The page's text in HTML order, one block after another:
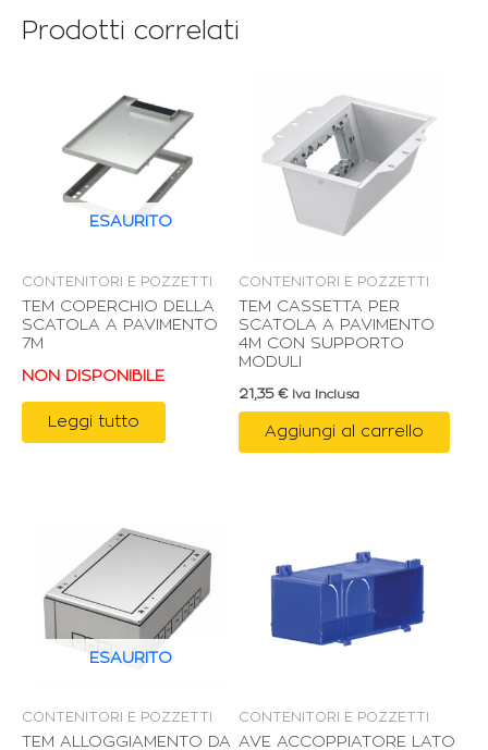
Prodotti correlati
ESAURITO
CONTENITORI E POZZETTI
TEM COPERCHIO DELLA
SCATOLA A PAVIMENTO
7M
NON DISPONIBILE
Leggi tutto
CONTENITORI E POZZETTI
TEM CASSETTA PER
SCATOLA A PAVIMENTO
4M CON SUPPORTO
MODULI
21,35 € Iva Inclusa
Aggiungi al carrello
ESAURITO
CONTENITORI E POZZETTI
TEM ALLOGGIAMENTO DA
CONTENITORI E POZZETTI
AVE ACCOPPIATORE LATO